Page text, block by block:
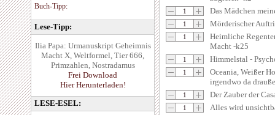
Buch-Tipp:
Lese-Tipp:
Ilia Papa: Urmanuskript Geheimnis
Macht X, Weltformel, Tier 666,
Primzahlen, Nostradamus
Frei Download
Hier Herunterladen!
LESE-ESEL:
Das Mädchen
Mörderischer
Heimliche
Macht -k25
Himmelstal -
Oceania, Weißer
irgendwo da
Der Zauber der
Alles wird